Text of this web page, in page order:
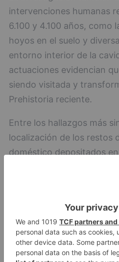
intervenciones humanas
6.100 y 4.100 años, como
hoyos en el suelo y
entorno interior de la
actuaciones evidencian
siendo visitada y
Prehistoria reciente.
Entre los hallazgos más
localización de los restos
doméstico depositados
plena Edad del Hierro.
esta evidencia apunta a
la cavidad por
contexto donde el agua